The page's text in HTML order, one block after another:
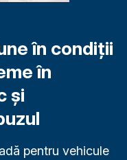
în condiții
în
și
pentru vehicule